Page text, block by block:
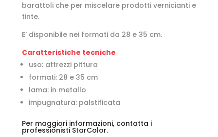
barattoli che per miscelare prodotti vernicianti e
tinte.
E’ disponibile nei formati da 28 e 35 cm.
Caratteristiche tecniche
uso: attrezzi pittura
formati: 28 e 35 cm
lama: in metallo
impugnatura: palstificata
Per maggiori informazioni, contatta i
professionisti StarColor.